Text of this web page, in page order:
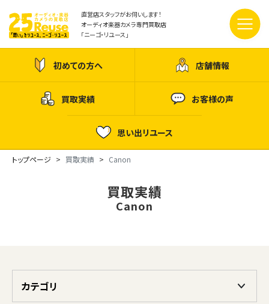
直営店スタッフがお伺いします！
オーディオ楽器カメラ専門買取店
「ニーゴ・リユース」
初めての方へ 店舗情報
買取実績 お客様の声
思い出リユース
トップページ 買取実績 Canon
買取実績
Canon
カテゴリ